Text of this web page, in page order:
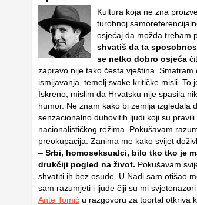
Kultura koja ne zna
turobnoj
osjećaj da možda trebam
shvatiš da ta
se netko dobro osjeća
zapravo nije tako česta vještina.
ismijavanja, temelj svake kritičke misli. To
Iskreno, mislim da Hrvatsku nije spasila
humor. Ne znam kako bi zemlja izgledala
senzacionalno duhovitih ljudi koji su
nacionalističkog režima. Pokušavam
preokupacija. Zanima me kako svijet
– Srbi, homoseksualci, bilo tko tko je
drukčiji pogled na život. Pokušavam
shvatiti ih bez osude. U Nadi sam otišao
sam razumjeti i ljude čiji su mi
Ante Tomić u razgovoru za tportal otkriva